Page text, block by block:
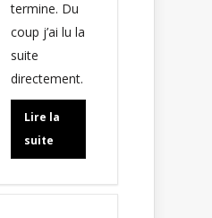
termine. Du
coup j’ai lu la
suite
directement.
Lire la
suite